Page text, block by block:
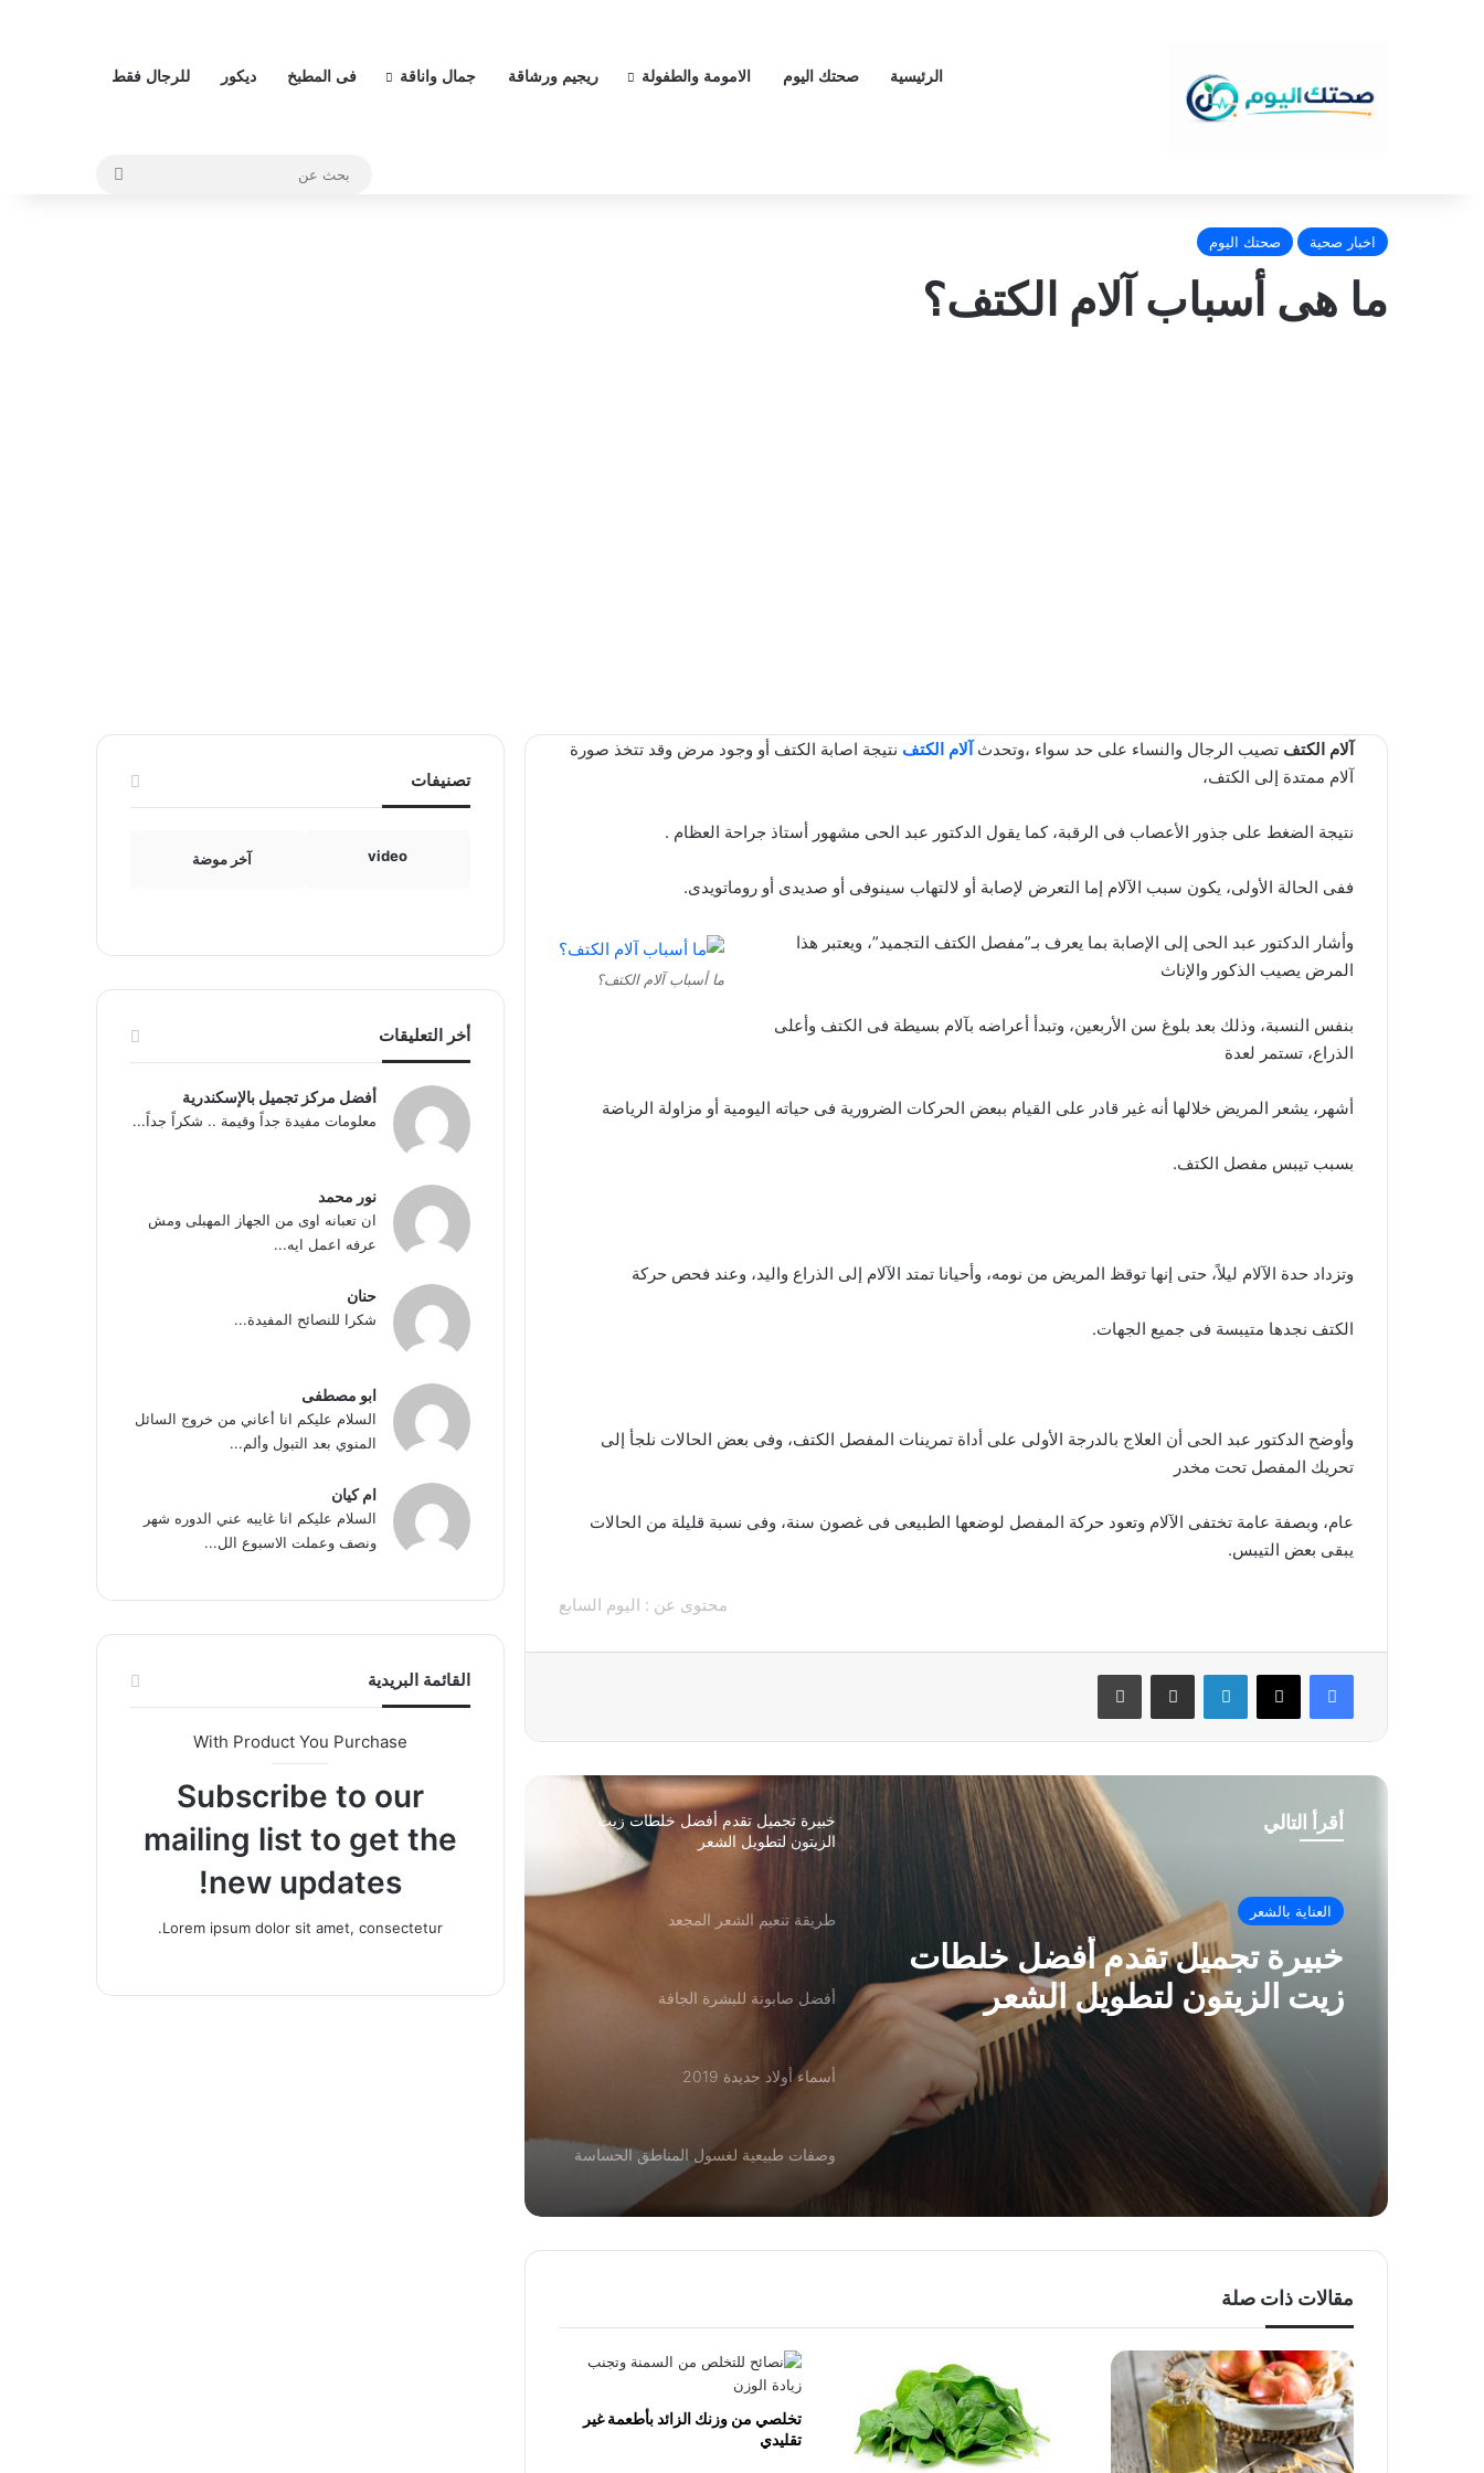
الرئيسية صحتك اليوم الامومة والطفولة ريجيم ورشاقة جمال واناقة فى المطبخ ديكور للرجال فقط
اخبار صحية صحتك اليوم
ما هى أسباب آلام الكتف؟
آلام الكتف تصيب الرجال والنساء على حد سواء ،وتحدث آلام الكتف نتيجة اصابة الكتف أو وجود مرض وقد تتخذ صورة
آلام ممتدة إلى الكتف،
نتيجة الضغط على جذور الأعصاب فى الرقبة، كما يقول الدكتور عبد الحى مشهور أستاذ جراحة العظام .
ففى الحالة الأولى، يكون سبب الآلام إما التعرض لإصابة أو لالتهاب سينوفى أو صديدى أو روماتويدى.
ما أسباب آلام الكتف؟
وأشار الدكتور عبد الحى إلى الإصابة بما يعرف بـ”مفصل الكتف التجميد”، ويعتبر هذا
المرض يصيب الذكور والإناث
بنفس النسبة، وذلك بعد بلوغ سن الأربعين، وتبدأ أعراضه بآلام بسيطة فى الكتف وأعلى
الذراع، تستمر لعدة
أشهر، يشعر المريض خلالها أنه غير قادر على القيام ببعض الحركات الضرورية فى حياته اليومية أو مزاولة الرياضة
بسبب تيبس مفصل الكتف.
وتزداد حدة الآلام ليلاً، حتى إنها توقظ المريض من نومه، وأحيانا تمتد الآلام إلى الذراع واليد، وعند فحص حركة
الكتف نجدها متيبسة فى جميع الجهات.
وأوضح الدكتور عبد الحى أن العلاج بالدرجة الأولى على أداة تمرينات المفصل الكتف، وفى بعض الحالات نلجأ إلى
تحريك المفصل تحت مخدر
عام، وبصفة عامة تختفى الآلام وتعود حركة المفصل لوضعها الطبيعى فى غصون سنة، وفى نسبة قليلة من الحالات
يبقى بعض التيبس.
محتوى عن : اليوم السابع
فيسبوك لينكدإن
أقرأ التالي
العناية بالشعر
خبيرة تجميل تقدم أفضل خلطات
زيت الزيتون لتطويل الشعر
نهائيا
خبيرة تجميل تقدم أفضل خلطات زيت
الزيتون لتطويل الشعر
طريقة تنعيم الشعر المجعد
أفضل صابونة للبشرة الجافة
أسماء أولاد جديدة 2019
وصفات طبيعية لغسول المناطق الحساسة
أضرار الصبغة على الحامل
مقالات ذات صلة
تخلصي من وزنك الزائد بأطعمة غير
تقليدي
تصنيفات
video آخر موضة
أخر التعليقات
أفضل مركز تجميل بالإسكندرية
معلومات مفيدة جداً وقيمة .. شكراً جداً...
نور محمد
ان تعبانه اوى من الجهاز المهبلى ومش
عرفه اعمل ايه...
حنان
شكرا للنصائح المفيدة...
ابو مصطفى
السلام عليكم انا أعاني من خروج السائل
المنوي بعد التبول وألم...
ام كيان
السلام عليكم انا غايبه عني الدوره شهر
ونصف وعملت الاسبوع الل...
القائمة البريدية
With Product You Purchase
Subscribe to our
mailing list to get the
new updates!
Lorem ipsum dolor sit amet, consectetur.